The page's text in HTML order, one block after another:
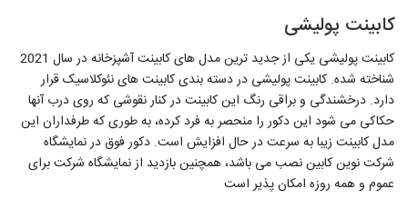
کابینت پولیشی
کابینت پولیشی یکی از جدید ترین مدل های کابینت آشپزخانه در سال 2021
شناخته شده. کابینت پولیشی در دسته بندی کابینت های نئوکلاسیک قرار
دارد. درخشندگی و براقی رنگ این کابینت در کنار نقوشی که روی درب آنها
حکاکی می شود این دکور را منحصر به فرد کرده، به طوری که طرفداران این
مدل کابینت زیبا به سرعت در حال افزایش است. دکور فوق در نمایشگاه
شرکت نوین کابین نصب می باشد، همچنین بازدید از نمایشگاه شرکت برای
عموم و همه روزه امکان پذیر است